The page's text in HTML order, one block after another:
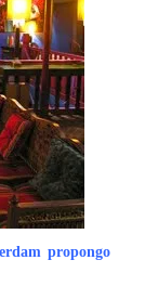
propongo